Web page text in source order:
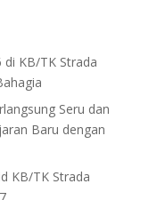
di KB/TK Strada
Seru dan
Baru dengan
KB/TK Strada